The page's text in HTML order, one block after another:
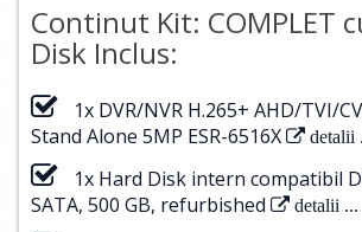
Continut Kit: COMPLET
Disk Inclus:
1x DVR/NVR H.265+ AHD/TVI/
Stand Alone 5MP ESR-6516X
detalii
1x Hard Disk intern compatibil
SATA, 500 GB, refurbished
detalii ...